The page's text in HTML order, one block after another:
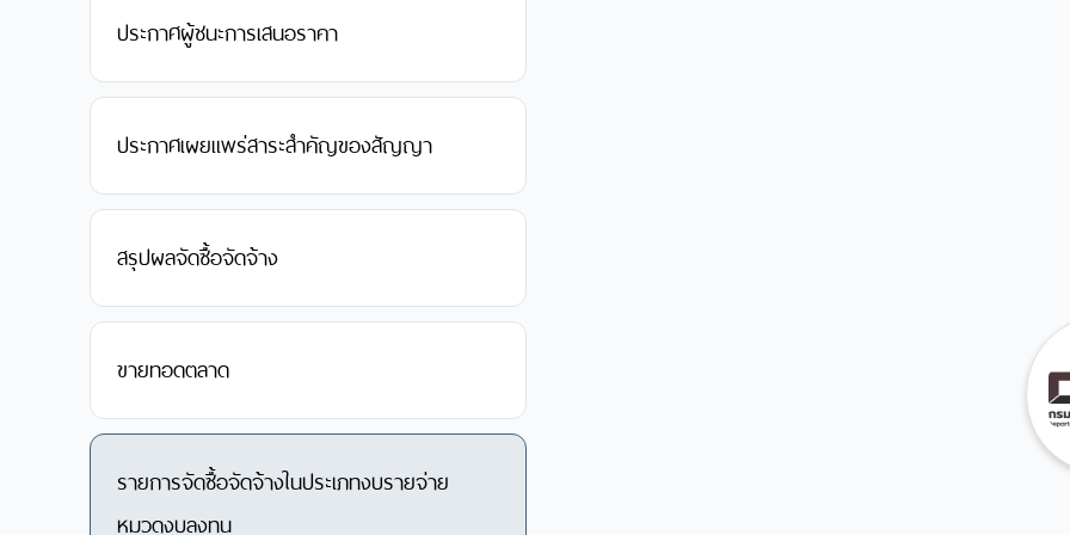
ประกาศผู้ชนะการเสนอราคา
ประกาศเผยแพร่สาระสำคัญของสัญญา
สรุปผลจัดซื้อจัดจ้าง
ขายทอดตลาด
รายการจัดซื้อจัดจ้างในประเภทงบรายจ่าย
หมวดงบลงทุน